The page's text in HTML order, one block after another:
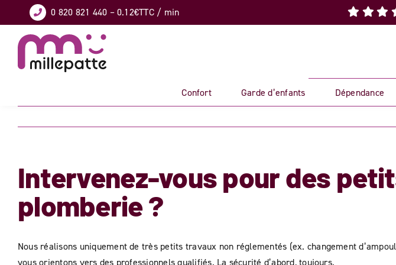
to
content
0 820 821 440 – 0.12€TTC / min
Confort Garde d’enfants Dépendance
Intervenez-vous pour des
plomberie ?
Nous réalisons uniquement de très petits travaux non réglementés (ex. changement
vous orientons vers des professionnels qualifiés. La sécurité d’abord, toujours.